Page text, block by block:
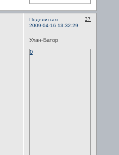
Поделиться
37
2009-04-16 13:32:29
Улан-Батор
0